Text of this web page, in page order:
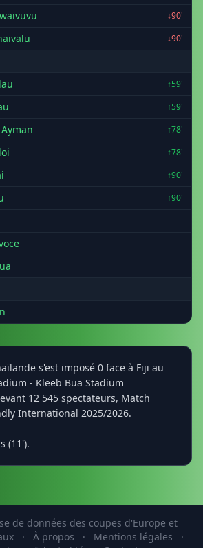
↓90'
↓90'
↑59'
↑59'
Ayman
↑78'
↑78'
↑90'
↑90'
s'est imposé 0 face à Fiji au
- Kleeb Bua Stadium
12 545 spectateurs, Match
International 2025/2026.
(11').
de données des coupes d'Europe et
· À propos · Mentions légales
·